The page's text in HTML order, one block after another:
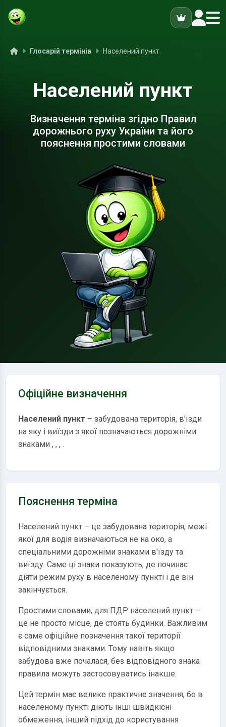
ГоловнаГлосарій термінів Населений пункт
Населений пункт
Визначення терміна згідно Правил
дорожнього руху України та його
пояснення простими словами
Офіційне визначення
Населений пункт – забудована територія, в'їзди
на яку і виїзди з якої позначаються дорожніми
знаками , , , .
Пояснення терміна
Населений пункт – це забудована територія, межі
якої для водія визначаються не на око, а
спеціальними дорожніми знаками в'їзду та
виїзду. Саме ці знаки показують, де починає
діяти режим руху в населеному пункті і де він
закінчується.
Простими словами, для ПДР населений пункт –
це не просто місце, де стоять будинки. Важливим
є саме офіційне позначення такої території
відповідними знаками. Тому навіть якщо
забудова вже почалася, без відповідного знака
правила можуть застосовуватись інакше.
Цей термін має велике практичне значення, бо в
населеному пункті діють інші швидкісні
обмеження, інший підхід до користування